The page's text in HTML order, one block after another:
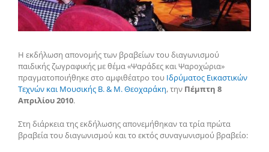
Η εκδήλωση απονομής των βραβείων του διαγωνισμού
παιδικής ζωγραφικής με θέμα «Ψαράδες και Ψαροχώρια»
πραγματοποιήθηκε στο αμφιθέατρο του Ιδρύματος Εικαστικών
Τεχνών και Μουσικής Β. & Μ. Θεοχαράκη, την Πέμπτη 8
Απριλίου 2010.
Στη διάρκεια της εκδήλωσης απονεμήθηκαν τα τρία πρώτα
βραβεία του διαγωνισμού και το εκτός συναγωνισμού βραβείο: